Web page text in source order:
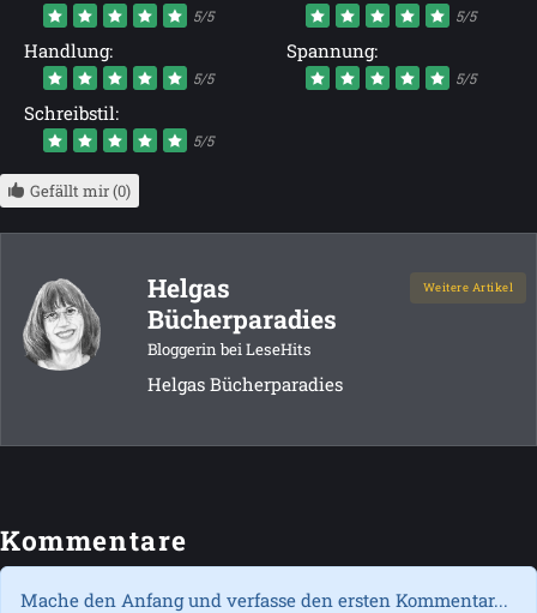
5/5 5/5
Handlung:
5/5
Spannung:
5/5
Schreibstil:
5/5
Gefällt mir (0)
Helgas
Bücherparadies
Bloggerin bei LeseHits
Weitere Artikel
Helgas Bücherparadies
Kommentare
Mache den Anfang und verfasse den ersten Kommentar...